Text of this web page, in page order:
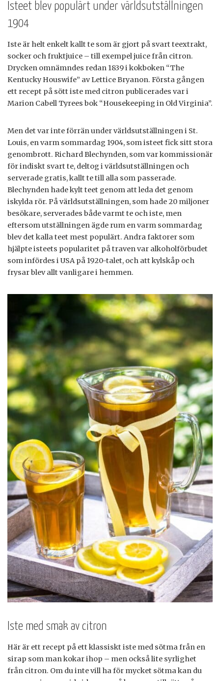
Isteet blev populärt under världsutställningen
1904
Iste är helt enkelt kallt te som är gjort på svart teextrakt,
socker och fruktjuice – till exempel juice från citron.
Drycken omnämndes redan 1839 i kokboken “The
Kentucky Houswife” av Lettice Bryanon. Första gången
ett recept på sött iste med citron publicerades var i
Marion Cabell Tyrees bok “Housekeeping in Old Virginia”.
Men det var inte förrän under världsutställningen i St.
Louis, en varm sommardag 1904, som isteet fick sitt stora
genombrott. Richard Blechynden, som var kommissionär
för indiskt svart te, deltog i världsutställningen och
serverade gratis, kallt te till alla som passerade.
Blechynden hade kylt teet genom att leda det genom
iskylda rör. På världsutställningen, som hade 20 miljoner
besökare, serverades både varmt te och iste, men
eftersom utställningen ägde rum en varm sommardag
blev det kalla teet mest populärt. Andra faktorer som
hjälpte isteets popularitet på traven var alkoholförbudet
som infördes i USA på 1920-talet, och att kylskåp och
frysar blev allt vanligare i hemmen.
Iste med smak av citron
Här är ett recept på ett klassiskt iste med sötma från en
sirap som man kokar ihop – men också lite syrlighet
från citron. Om du inte vill ha för mycket sötma kan du